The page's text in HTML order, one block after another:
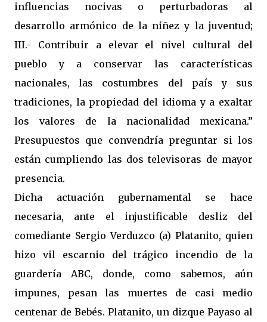
influencias nocivas o perturbadoras al
desarrollo armónico de la niñez y la juventud;
III.- Contribuir a elevar el nivel cultural del
pueblo y a conservar las características
nacionales, las costumbres del país y sus
tradiciones, la propiedad del idioma y a exaltar
los valores de la nacionalidad mexicana.”
Presupuestos que convendría preguntar si los
están cumpliendo las dos televisoras de mayor
presencia.
Dicha actuación gubernamental se hace
necesaria, ante el injustificable desliz del
comediante Sergio Verduzco (a) Platanito, quien
hizo vil escarnio del trágico incendio de la
guardería ABC, donde, como sabemos, aún
impunes, pesan las muertes de casi medio
centenar de Bebés. Platanito, un dizque Payaso al